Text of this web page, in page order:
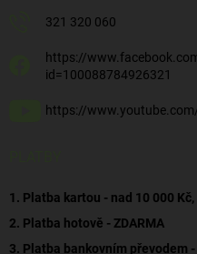
321 320 060
https://
id=100088784926321
https://
1. Platba kartou - nad 10 000
2. Platba hotově - ZDARMA
3. Platba bankovním převodem -